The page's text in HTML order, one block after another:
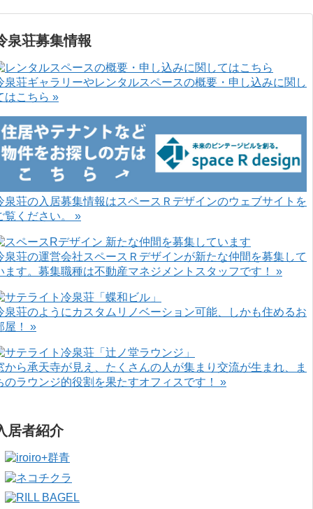
泉荘募集情報
泉荘ギャラリーやレンタルスペースの概要・申し込みに関し
はこちら »
泉荘の入居募集情報はスペースＲデザインのウェブサイトを
覧ください。 »
泉荘の運営会社スペースＲデザインが新たな仲間を募集して
ます。募集職種は不動産マネジメントスタッフです！ »
泉荘のようにカスタムリノベーション可能、しかも住めるお
屋！ »
から承天寺が見え、たくさんの人が集まり交流が生まれ、ま
のラウンジ的役割を果たすオフィスです！ »
居者紹介